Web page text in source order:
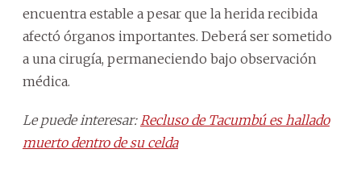
encuentra estable a pesar que la herida recibida
afectó órganos importantes. Deberá ser sometido
a una cirugía, permaneciendo bajo observación
médica.
Le puede interesar: Recluso de Tacumbú es hallado
muerto dentro de su celda